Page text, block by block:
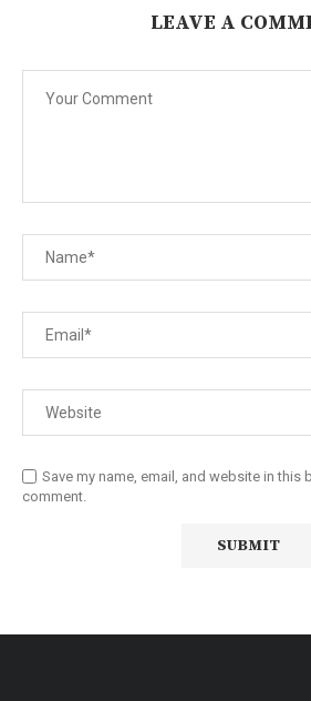
LEAVE A
Save my name, email, and website in this
comment.